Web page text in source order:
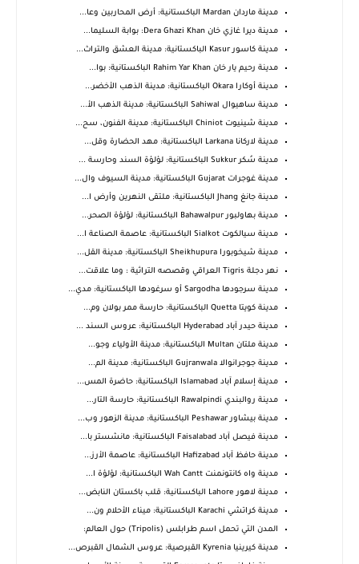
مدينة ماردان Mardan الباكستانية: أرض المحاربين وعا...
مدينة ديرا غازي خان Dera Ghazi Khan: بوابة السليما...
مدينة كاسور Kasur الباكستانية: مدينة العشق والتراث...
مدينة رحيم يار خان Rahim Yar Khan الباكستانية: بوا...
مدينة أوكارا Okara الباكستانية: مدينة الذهب الأخضر...
مدينة ساهيوال Sahiwal الباكستانية: مدينة الذهب الأ...
مدينة شينيوت Chiniot الباكستانية: مدينة الفنون، سح...
مدينة لاركانا Larkana الباكستانية: مهد الحضارة وقل...
مدينة سُكر Sukkur الباكستانية: لؤلؤة السند وحارسة ...
مدينة غوجرات Gujarat الباكستانية: مدينة السيوف وال...
مدينة جانغ Jhang الباكستانية: ملتقى النهرين وأرض ا...
مدينة بهاولبور Bahawalpur الباكستانية: لؤلؤة الصحر...
مدينة سيالكوت Sialkot الباكستانية: عاصمة الصناعة ا...
مدينة شيخوبورا Sheikhupura الباكستانية: مدينة القل...
نهر دجلة Tigris العراقي وقصصه التراثية : وما علاقت...
مدينة سرجودها Sargodha أو سرغودها الباكستانية: مدي...
مدينة كويتا Quetta الباكستانية: حارسة ممر بولان وم...
مدينة حيدر آباد Hyderabad الباكستانية: عروس السند ...
مدينة ملتان Multan الباكستانية: مدينة الأولياء وجو...
مدينة جوجرانوالا Gujranwala الباكستانية: مدينة الم...
مدينة إسلام آباد Islamabad الباكستانية: حاضرة المس...
مدينة روالبندي Rawalpindi الباكستانية: حارسة التار...
مدينة بيشاور Peshawar الباكستانية: مدينة الزهور وب...
مدينة فيصل آباد Faisalabad الباكستانية: مانشستر با...
مدينة حافظ آباد Hafizabad الباكستانية: عاصمة الأرز...
مدينة واه كانتونمنت Wah Cantt الباكستانية: لؤلؤة ا...
مدينة لاهور Lahore الباكستانية: قلب باكستان النابض...
مدينة كراتشي Karachi الباكستانية: ميناء الأحلام ون...
المدن التي تحمل اسم طرابلس (Tripolis) حول العالم:
مدينة كيرينيا Kyrenia القبرصية: عروس الشمال القبرص...